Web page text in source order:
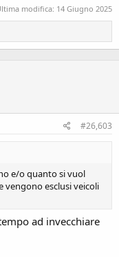
modifica: 14 Giugno 2025
#26,603
e/o quanto si vuol
vengono esclusi veicoli
ad invecchiare